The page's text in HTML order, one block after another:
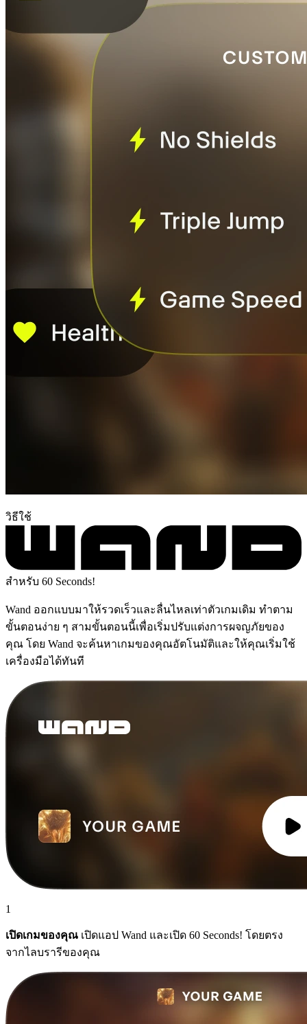
วิธีใช้
สำหรับ 60 Seconds!
Wand ออกแบบมาให้รวดเร็วและลื่นไหลเท่าตัวเกมเดิม ทำตาม
ขั้นตอนง่าย ๆ สามขั้นตอนนี้เพื่อเริ่มปรับแต่งการผจญภัยของ
คุณ โดย Wand จะค้นหาเกมของคุณอัตโนมัติและให้คุณเริ่มใช้
เครื่องมือได้ทันที
1
เปิดเกมของคุณ เปิดแอป Wand และเปิด 60 Seconds! โดยตรง
จากไลบรารีของคุณ